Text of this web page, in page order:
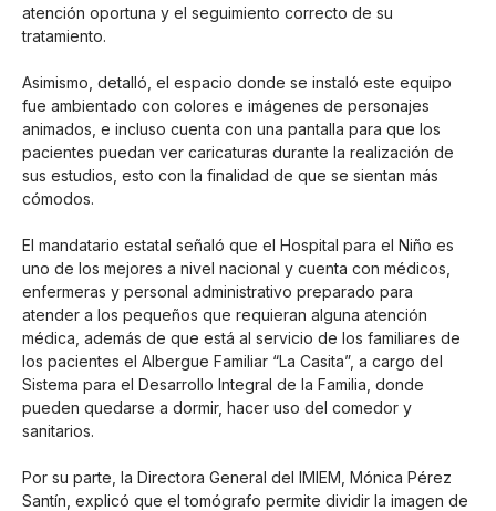
atención oportuna y el seguimiento correcto de su
tratamiento.
Asimismo, detalló, el espacio donde se instaló este equipo
fue ambientado con colores e imágenes de personajes
animados, e incluso cuenta con una pantalla para que los
pacientes puedan ver caricaturas durante la realización de
sus estudios, esto con la finalidad de que se sientan más
cómodos.
El mandatario estatal señaló que el Hospital para el Niño es
uno de los mejores a nivel nacional y cuenta con médicos,
enfermeras y personal administrativo preparado para
atender a los pequeños que requieran alguna atención
médica, además de que está al servicio de los familiares de
los pacientes el Albergue Familiar “La Casita”, a cargo del
Sistema para el Desarrollo Integral de la Familia, donde
pueden quedarse a dormir, hacer uso del comedor y
sanitarios.
Por su parte, la Directora General del IMIEM, Mónica Pérez
Santín, explicó que el tomógrafo permite dividir la imagen de